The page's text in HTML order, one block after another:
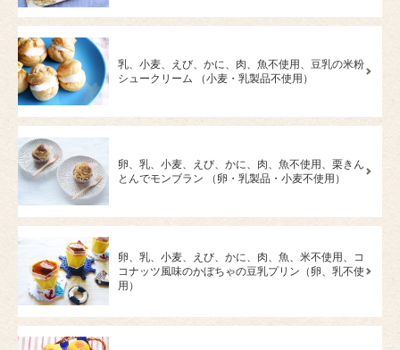
乳、小麦、えび、かに、肉、魚不使用、豆乳の米粉
シュークリーム （小麦・乳製品不使用）
卵、乳、小麦、えび、かに、肉、魚不使用、栗きん
とんでモンブラン （卵・乳製品・小麦不使用）
卵、乳、小麦、えび、かに、肉、魚、米不使用、コ
コナッツ風味のかぼちゃの豆乳プリン（卵、乳不使
用）